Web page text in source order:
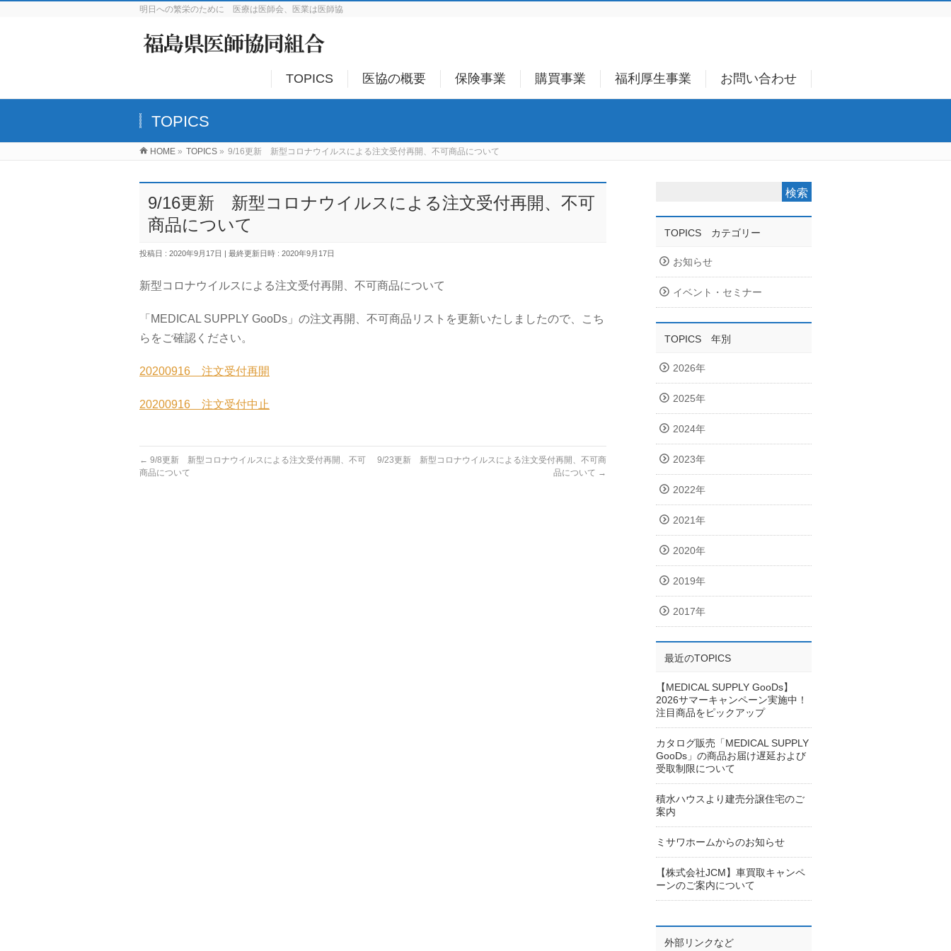
明日への繁栄のために 医療は医師会、医業は医師協
TOPICS 医協の概要 保険事業 購買事業 福利厚生事業 お問い合わせ
TOPICS
HOME » TOPICS » 9/16更新 新型コロナウイルスによる注文受付再開、不可商品について
9/16更新 新型コロナウイルスによる注文受付再開、不可
商品について
投稿日 : 2020年9月17日 最終更新日時 : 2020年9月17日
新型コロナウイルスによる注文受付再開、不可商品について
「MEDICAL SUPPLY GooDs」の注文再開、不可商品リストを更新いたしましたので、こち
らをご確認ください。
20200916 注文受付再開
20200916 注文受付中止
← 9/8更新 新型コロナウイルスによる注文受付再開、不可
商品について
9/23更新 新型コロナウイルスによる注文受付再開、不可商
品について →
TOPICS カテゴリー
お知らせ
イベント・セミナー
TOPICS 年別
2026年
2025年
2024年
2023年
2022年
2021年
2020年
2019年
2017年
最近のTOPICS
【MEDICAL SUPPLY GooDs】
2026サマーキャンペーン実施中！
注目商品をピックアップ
カタログ販売「MEDICAL SUPPLY
GooDs」の商品お届け遅延および
受取制限について
積水ハウスより建売分譲住宅のご
案内
ミサワホームからのお知らせ
【株式会社JCM】車買取キャンペ
ーンのご案内について
外部リンクなど